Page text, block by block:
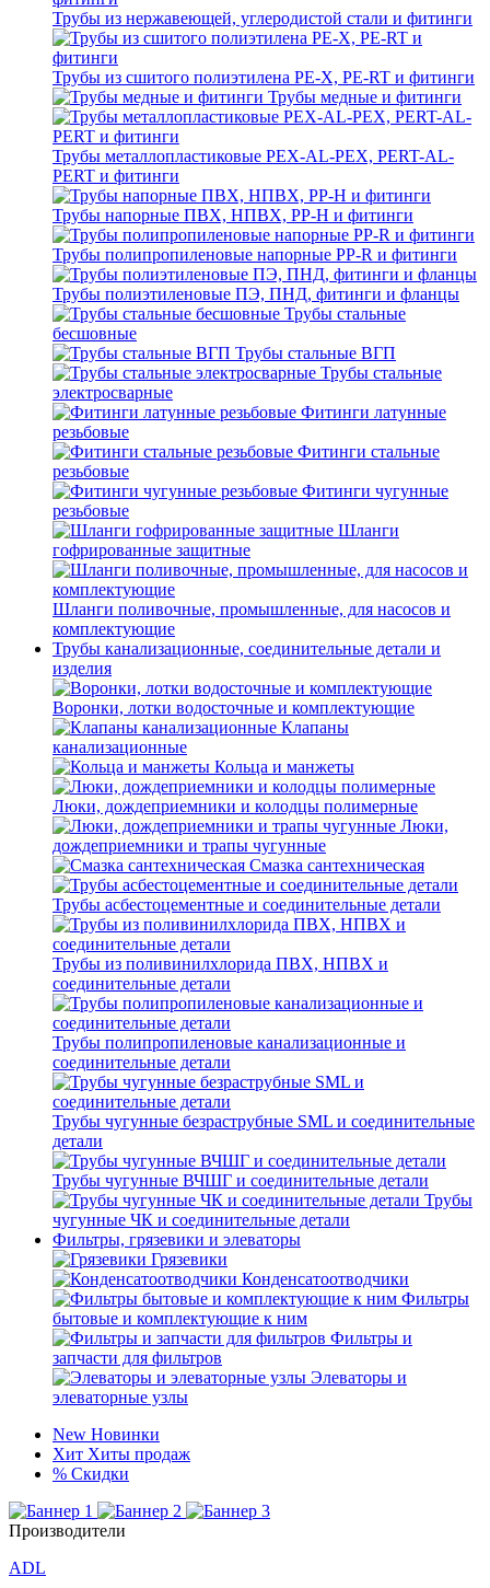
Трубы из нержавеющей, углеродистой стали и фитинги
Трубы из сшитого полиэтилена PE-X, PE-RT и фитинги
Трубы медные и фитинги
Трубы металлопластиковые PEX-AL-PEX, PERT-AL-
PERT и фитинги
Трубы напорные ПВХ, НПВХ, PP-H и фитинги
Трубы полипропиленовые напорные PP-R и фитинги
Трубы полиэтиленовые ПЭ, ПНД, фитинги и фланцы
Трубы стальные
бесшовные
Трубы стальные ВГП
Трубы стальные
электросварные
Фитинги латунные
резьбовые
Фитинги стальные
резьбовые
Фитинги чугунные
резьбовые
Шланги
гофрированные защитные
Шланги поливочные, промышленные, для насосов и
комплектующие
Трубы канализационные, соединительные детали и
изделия
Воронки, лотки водосточные и комплектующие
Клапаны
канализационные
Кольца и манжеты
Люки, дождеприемники и колодцы полимерные
Люки,
дождеприемники и трапы чугунные
Смазка сантехническая
Трубы асбестоцементные и соединительные детали
Трубы из поливинилхлорида ПВХ, НПВХ и
соединительные детали
Трубы полипропиленовые канализационные и
соединительные детали
Трубы чугунные безраструбные SML и соединительные
детали
Трубы чугунные ВЧШГ и соединительные детали
Трубы
чугунные ЧК и соединительные детали
Фильтры, грязевики и элеваторы
Грязевики
Конденсатоотводчики
Фильтры
бытовые и комплектующие к ним
Фильтры и
запчасти для фильтров
Элеваторы и
элеваторные узлы
New Новинки
Хит Хиты продаж
% Скидки
Производители
ADL